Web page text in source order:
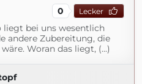
0 Lecker
bei uns wesentlich
andere Zubereitung, die
Woran das liegt, (...)